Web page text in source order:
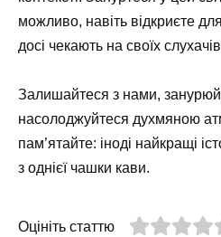
можливо, навіть відкриєте для
досі чекають на своїх
Залишайтеся з нами,
насолоджуйтеся духмяною
пам’ятайте: іноді найкращі
з однієї чашки кави.
Оцініть статтю